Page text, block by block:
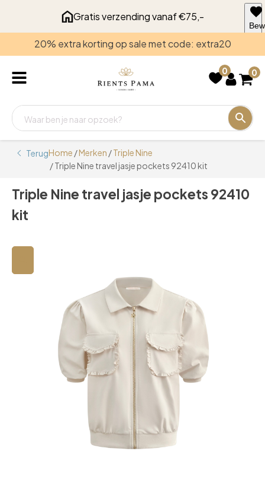
Gratis verzending vanaf €75,-
20% extra korting op sale met code: extra20
0 0
TerugHome /Merken /Triple Nine
/ Triple Nine travel jasje pockets 92410 kit
Triple Nine travel jasje pockets 92410
kit
voor